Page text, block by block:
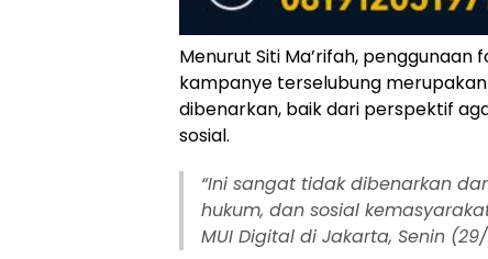
Menurut Siti Ma’rifah,
kampanye terselubung
dibenarkan, baik dari perspektif
sosial.
“Ini sangat tidak dibenarkan
hukum, dan sosial
MUI Digital di Jakarta, Senin